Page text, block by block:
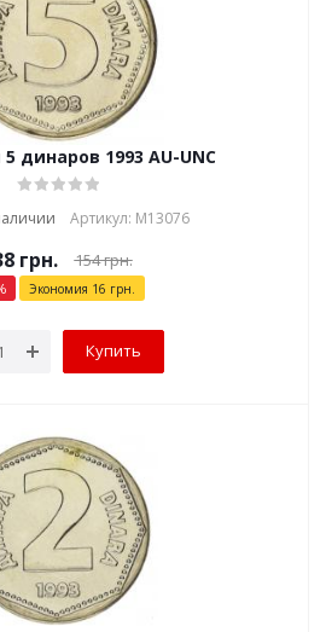
динаров 1993 AU-UNC
Артикул: М13076
грн. 154грн.
Экономия 16 грн.
Купить